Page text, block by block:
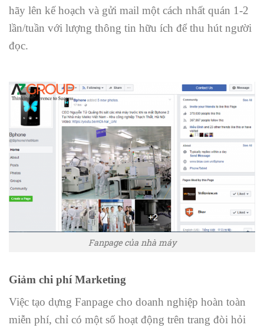
hãy lên kế hoạch và gửi mail một cách nhất quán 1-2
lần/tuần với lượng thông tin hữu ích để thu hút người
đọc.
Fanpage của nhà máy
Giảm chi phí Marketing
Việc tạo dựng Fanpage cho doanh nghiệp hoàn toàn
miễn phí, chỉ có một số hoạt động trên trang đòi hỏi